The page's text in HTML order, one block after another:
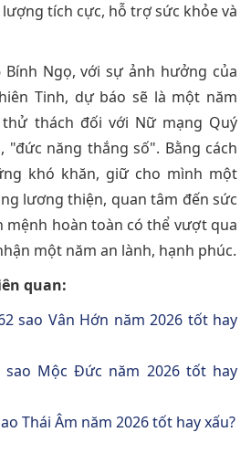
tích cực, hỗ trợ sức khỏe và
Bính Ngọ, với sự ảnh hưởng của
Tinh, dự báo sẽ là một năm
thách đối với Nữ mạng Quý
"đức năng thắng số". Bằng cách
khó khăn, giữ cho mình một
lương thiện, quan tâm đến sức
mệnh hoàn toàn có thể vượt qua
một năm an lành, hạnh phúc.
quan:
sao Vân Hớn năm 2026 tốt hay
sao Mộc Đức năm 2026 tốt hay
Thái Âm năm 2026 tốt hay xấu?